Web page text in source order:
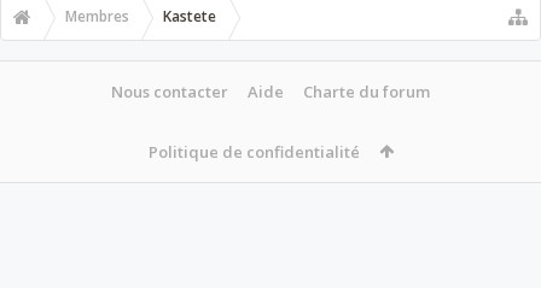
Membres Kastete
Nous contacter Aide Charte du forum
Politique de confidentialité